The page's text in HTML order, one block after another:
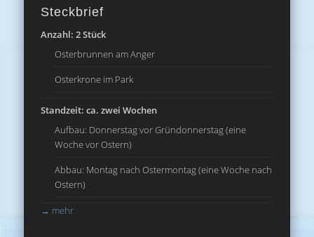
Steckbrief
Anzahl: 2 Stück
Osterbrunnen am Anger
Osterkrone im Park
Standzeit: ca. zwei Wochen
Aufbau: Donnerstag vor Gründonnerstag (eine
Woche vor Ostern)
Abbau: Montag nach Ostermontag (eine Woche nach
Ostern)
→ mehr